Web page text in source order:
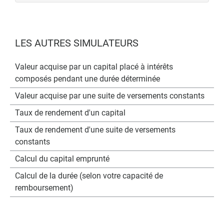
LES AUTRES SIMULATEURS
Valeur acquise par un capital placé à intérêts
composés pendant une durée déterminée
Valeur acquise par une suite de versements constants
Taux de rendement d'un capital
Taux de rendement d'une suite de versements
constants
Calcul du capital emprunté
Calcul de la durée (selon votre capacité de
remboursement)